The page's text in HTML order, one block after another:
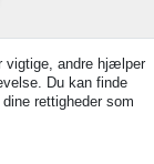
UK!
vigtige, andre hjælper
Du kan finde
rettigheder som